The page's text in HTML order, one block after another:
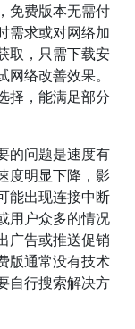
免费版本无需付
需求或对网络加
取，只需下载安
络改善效果。
择，能满足部分
的问题是速度有
度明显下降，影
能出现连接中断
用户众多的情况
广告或推送促销
版通常没有技术
自行搜索解决方